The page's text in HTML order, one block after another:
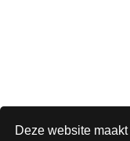
Deze website